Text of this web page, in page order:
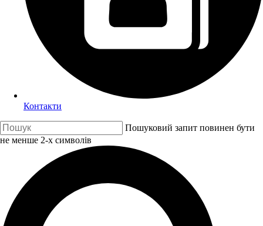
Контакти
Пошуковий запит повинен бути
не менше 2-х символів